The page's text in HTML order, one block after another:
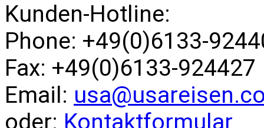
Kunden-Hotline:
Phone: +49(0)6133-
Fax: +49(0)6133-924427
Email:
oder: Kontaktformular